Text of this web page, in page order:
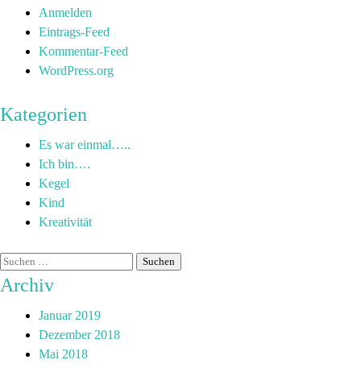
Anmelden
Eintrags-Feed
Kommentar-Feed
WordPress.org
Kategorien
Es war einmal…..
Ich bin….
Kegel
Kind
Kreativität
Archiv
Januar 2019
Dezember 2018
Mai 2018